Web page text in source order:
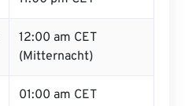
12:00 am CET
(Mitternacht)
01:00 am CET